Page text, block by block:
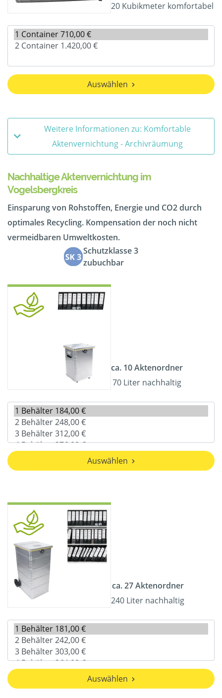
20 Kubikmeter komfortabel
Auswählen
Weitere Informationen zu: Komfortable
Aktenvernichtung - Archivräumung
Nachhaltige Aktenvernichtung im
Vogelsbergkreis
Einsparung von Rohstoffen, Energie und CO2 durch
optimales Recycling. Kompensation der noch nicht
vermeidbaren Umweltkosten.
Schutzklasse 3
zubuchbar
ca. 10 Aktenordner
70 Liter nachhaltig
Auswählen
ca. 27 Aktenordner
240 Liter nachhaltig
Auswählen